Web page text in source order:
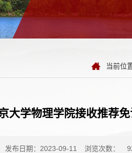
当前位
大学物理学院接收推荐
发布日期：2023-09-11 浏览次数：